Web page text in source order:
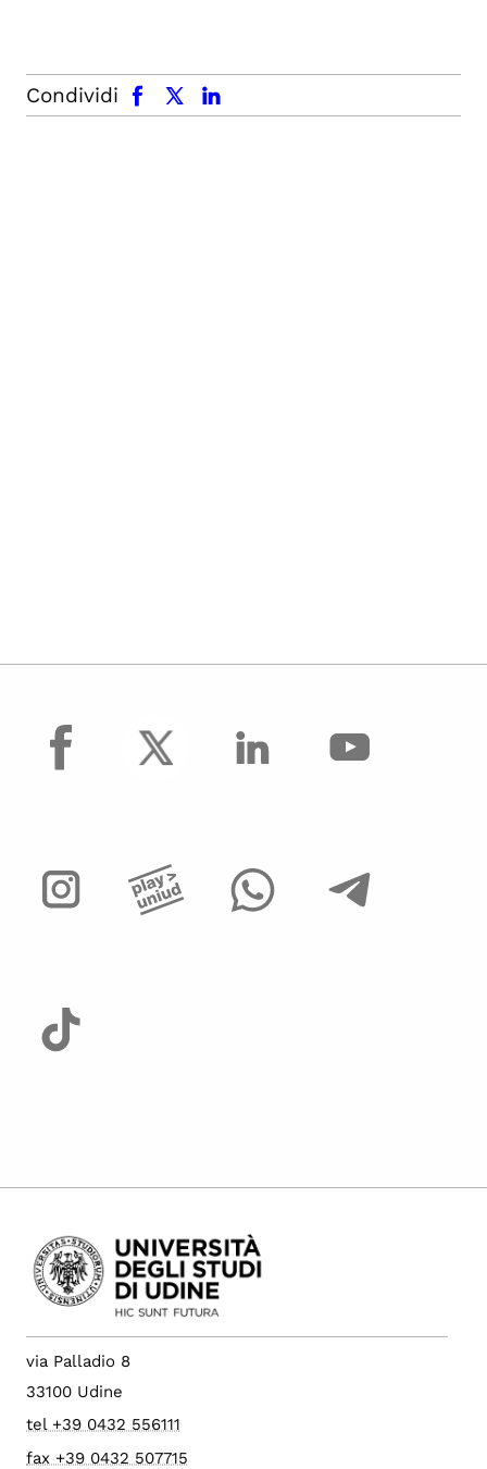
Condividi
facebook x.com linkedin
facebook
via Palladio 8
33100 Udine
tel +39 0432 556111
fax +39 0432 507715